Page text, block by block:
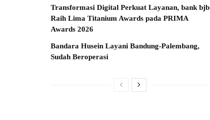
Transformasi Digital Perkuat Layanan, bank bjb
Raih Lima Titanium Awards pada PRIMA
Awards 2026
Bandara Husein Layani Bandung-Palembang,
Sudah Beroperasi